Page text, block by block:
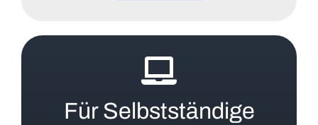
Für Selbstständige